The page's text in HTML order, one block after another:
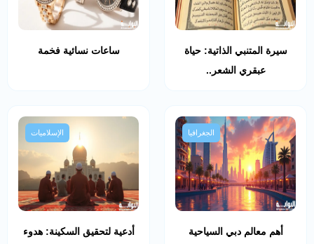
سيرة المتنبي الذاتية: حياة
عبقري الشعر..
ساعات نسائية فخمة
الجغرافيا
أهم معالم دبي السياحية
الإسلاميات
أدعية لتحقيق السكينة: هدوء